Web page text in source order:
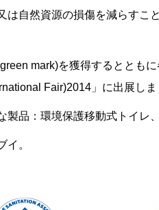
は自然資源の損傷を減らす
mark)を獲得するととも
Fair)2014」に出展しま
製品：環境保護移動式トイ
イ。